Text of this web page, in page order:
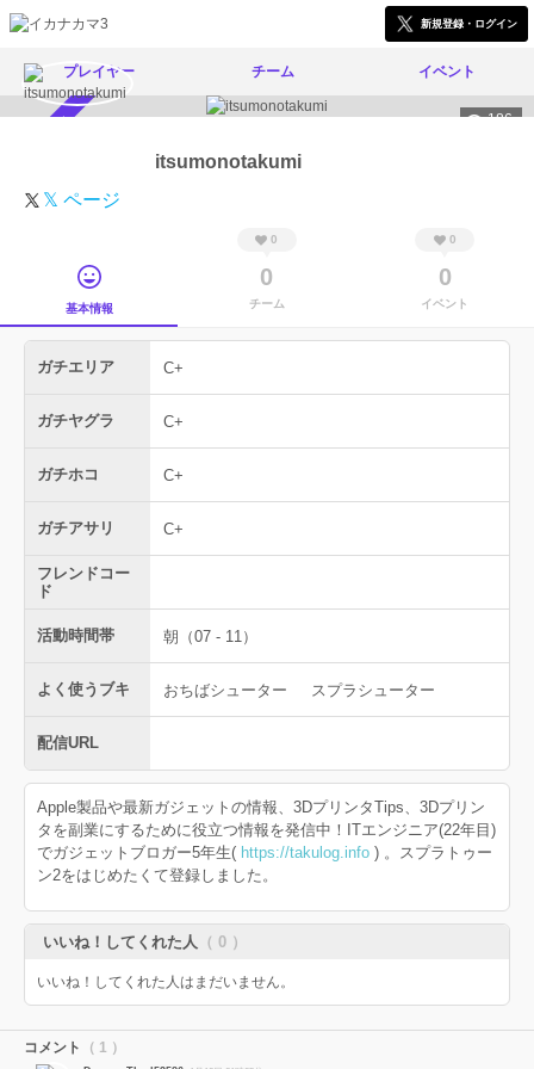
新規登録・ログイン
プレイヤー チーム イベント
186
itsumonotakumi
𝕏 ページ
基本情報
0
0
チーム
0
0
イベント
ガチエリア C+
ガチヤグラ C+
ガチホコ C+
ガチアサリ C+
フレンドコー
ド
活動時間帯 朝（07 - 11）
よく使うブキ おちばシューター スプラシューター
配信URL
Apple製品や最新ガジェットの情報、3DプリンタTips、3Dプリン
タを副業にするために役立つ情報を発信中！ITエンジニア(22年目)
でガジェットブロガー5年生( https://takulog.info ) 。スプラトゥー
ン2をはじめたくて登録しました。
いいね！してくれた人 （ 0 ）
いいね！してくれた人はまだいません。
コメント （ 1 ）